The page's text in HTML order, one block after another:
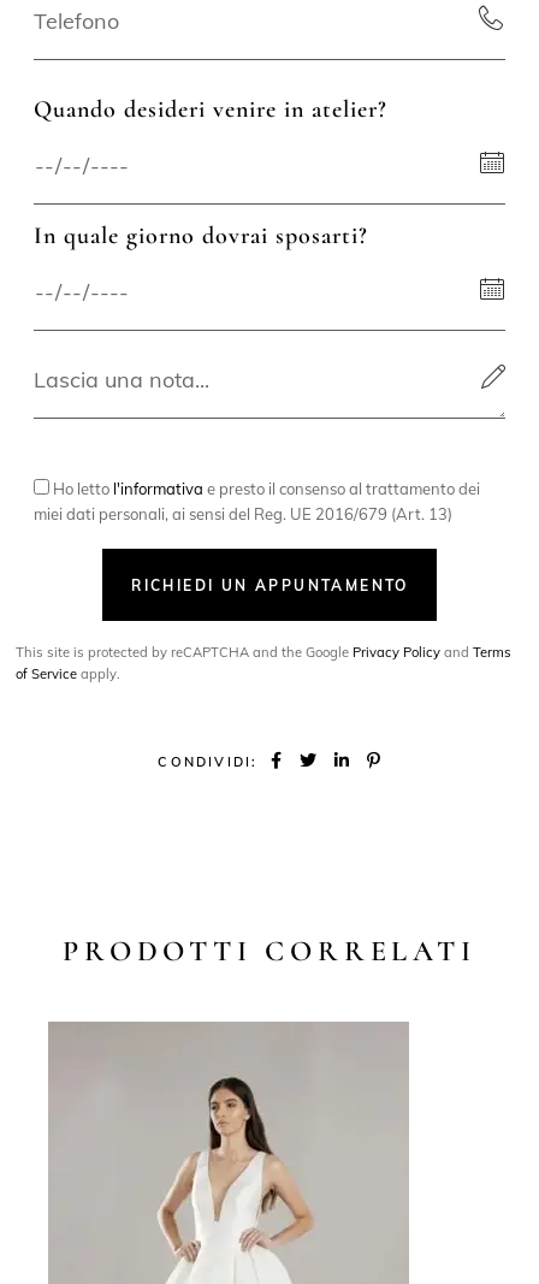
Quando desideri venire in atelier?
In quale giorno dovrai sposarti?
Ho letto l'informativa e presto il consenso al trattamento dei
miei dati personali, ai sensi del Reg. UE 2016/679 (Art. 13)
RICHIEDI UN APPUNTAMENTO
This site is protected by reCAPTCHA and the Google Privacy Policy andTerms
of Service apply.
CONDIVIDI:
PRODOTTI CORRELATI